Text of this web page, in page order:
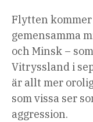
Flytten kommer
gemensamma
och Minsk –
Vitryssland i
är allt mer
som vissa ser
aggression.